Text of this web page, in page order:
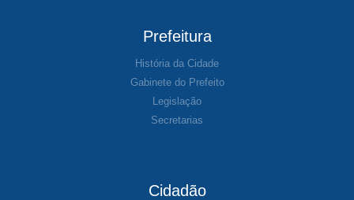
Prefeitura
História da Cidade
Gabinete do Prefeito
Legislação
Secretarias
Cidadão